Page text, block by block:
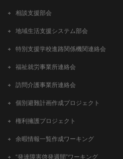
相談支援部会
地域生活支援システム部会
特別支援学校進路関係機関連絡会
福祉就労事業所連絡会
訪問介護事業所連絡会
個別避難計画作成プロジェクト
権利擁護プロジェクト
余暇情報一覧作成ワーキング
“発達障害啓発週間”ワーキング